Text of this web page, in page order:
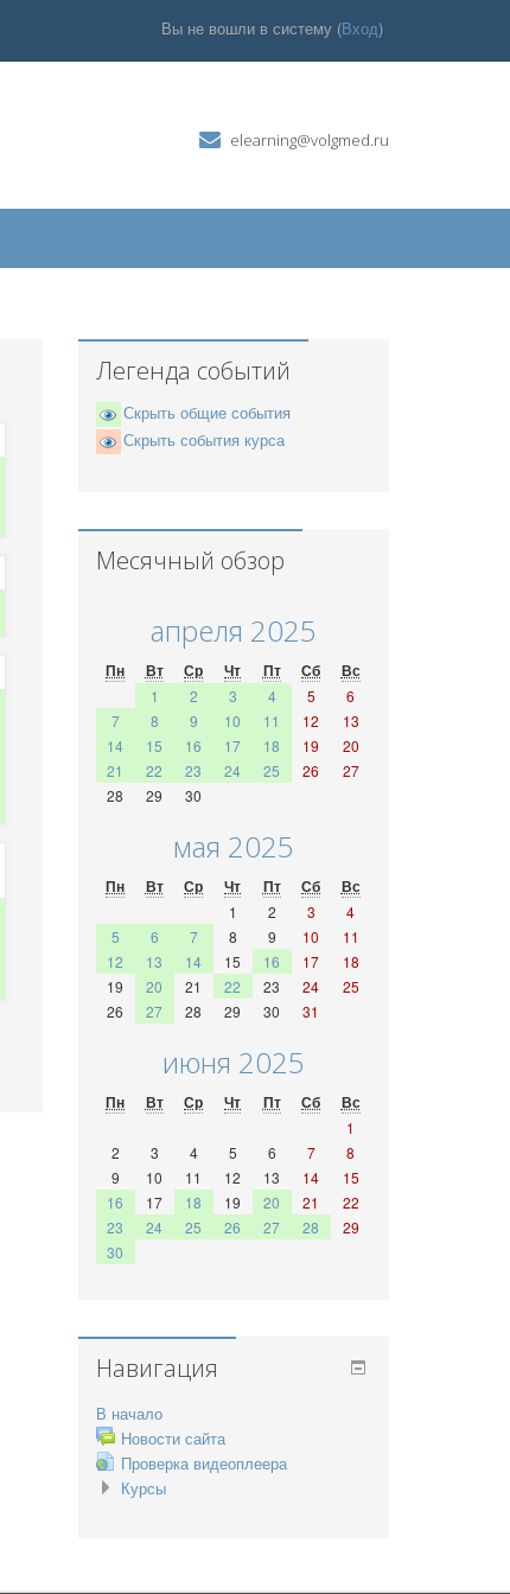
Вы не вошли в систему (Вход)
elearning@volgmed.ru
Легенда событий
Скрыть общие события
Скрыть события курса
Месячный обзор
апреля 2025
Пн Вт Ср Чт Пт Сб Вс
1 2 3 4 5
6
7
8 9 10 11 12
13
14
15 16 17 18 19
20
21
22 23 24 25 26
27
28
29 30
мая 2025
Пн Вт Ср Чт Пт Сб Вс
1 2 3
4
5
6 7 8 9 10
11
12
13 14 15 16 17
18
19
20 21 22 23 24
25
26
27 28 29 30 31
июня 2025
Пн Вт Ср Чт Пт Сб Вс
1
2
3 4 5 6 7
8
9
10 11 12 13 14
15
16
17 18 19 20 21
22
23
24 25 26 27 28
29
30
Навигация
В начало
Новости сайта
Проверка видеоплеера
Курсы